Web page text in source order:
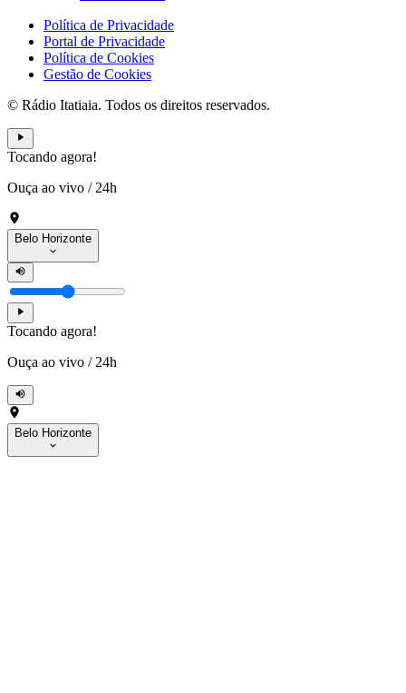
Política de Privacidade
Portal de Privacidade
Política de Cookies
Gestão de Cookies
© Rádio Itatiaia. Todos os direitos reservados.
Tocando agora!
Ouça ao vivo / 24h
Belo Horizonte
Tocando agora!
Ouça ao vivo / 24h
Belo Horizonte